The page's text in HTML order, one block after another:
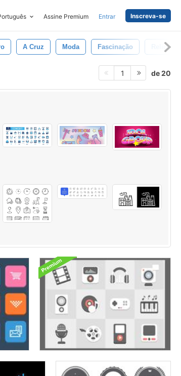
Assine Premium Entrar Inscreva-se
A Cruz Moda Fascinação Religião
1 de 20